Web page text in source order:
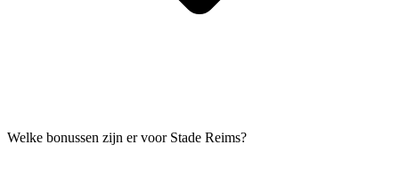
Welke bonussen zijn er voor Stade Reims?